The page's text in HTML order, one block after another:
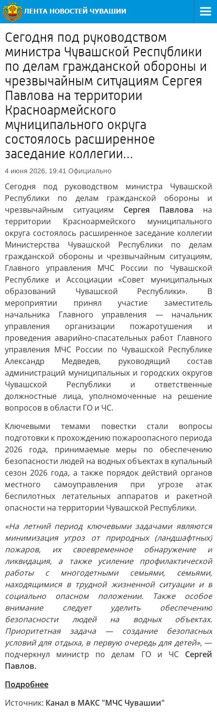
Сегодня под руководством
министра Чувашской Республики
по делам гражданской обороны и
чрезвычайным ситуациям Сергея
Павлова на территории
Красноармейского
муниципального округа
состоялось расширенное
заседание коллегии...
4 июня 2026, 19:41 Официально
Сегодня под руководством министра Чувашской
Республики по делам гражданской обороны и
чрезвычайным ситуациям Сергея Павлова на
территории Красноармейского муниципального
округа состоялось расширенное заседание коллегии
Министерства Чувашской Республики по делам
гражданской обороны и чрезвычайным ситуациям,
Главного управления МЧС России по Чувашской
Республике и Ассоциации «Совет муниципальных
образований Чувашской Республики». В
мероприятии принял участие заместитель
начальника Главного управления — начальник
управления организации пожаротушения и
проведения аварийно-спасательных работ Главного
управления МЧС России по Чувашской Республике
Александр Медведев, руководящий состав
администраций муниципальных и городских округов
Чувашской Республики и ответственные
должностные лица, уполномоченные на решение
вопросов в области ГО и ЧС.
Ключевыми темами повестки стали вопросы
подготовки к прохождению пожароопасного периода
2026 года, принимаемые меры по обеспечению
безопасности людей на водных объектах в купальный
сезон 2026 года, а также порядок действий органов
местного самоуправления при угрозе атак
беспилотных летательных аппаратов и ракетной
опасности на территории Чувашской Республики.
«На летний период ключевыми задачами являются
минимизация угроз от природных (ландшафтных)
пожаров, их своевременное обнаружение и
ликвидация, а также усиление профилактической
работы с многодетными семьями, семьями,
находящимися в трудной жизненной ситуации и в
социально опасном положении. Также особое
внимание следует уделить обеспечению
безопасности людей на водных объектах.
Приоритетная задача — создание безопасных
условий для отдыха, в первую очередь для детей», —
подчеркнул министр по делам ГО и ЧС Сергей
Павлов.
Подробнее
Источник: Канал в МАКС "МЧС Чувашии"